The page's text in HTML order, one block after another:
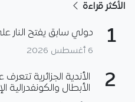
الأكثر قراءة
1 دولي سابق يفتح النار
6 أغسطس 2026
2
الأندية الجزائرية
الأبطال والكونفدرالية